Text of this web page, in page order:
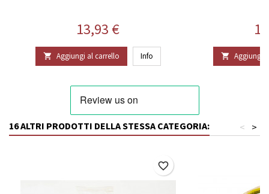
Prezzo
13,93 €
 Aggiungi al carrello Info  Aggiungi
16 ALTRI PRODOTTI DELLA STESSA CATEGORIA: >
<
favorite_border